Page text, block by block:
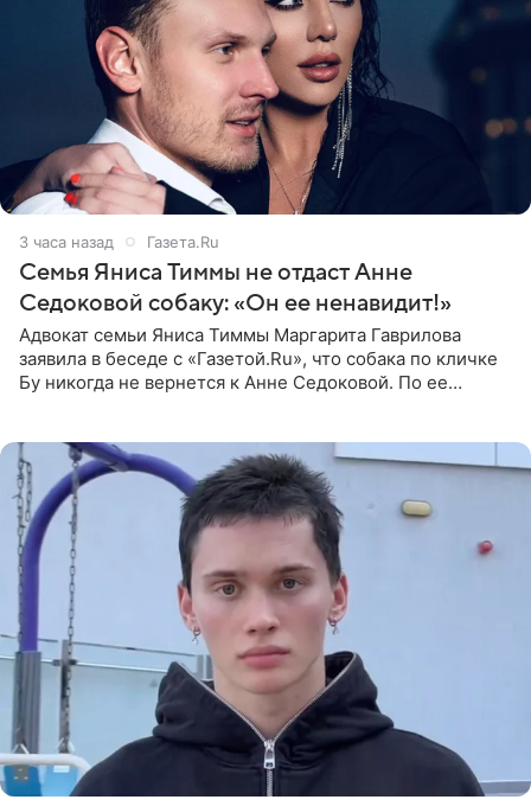
3 часа назад Газета.Ru
Семья Яниса Тиммы не отдаст Анне
Седоковой собаку: «Он ее ненавидит!»
Адвокат семьи Яниса Тиммы Маргарита Гаврилова
заявила в беседе с «Газетой.Ru», что собака по кличке
Бу никогда не вернется к Анне Седоковой. По ее